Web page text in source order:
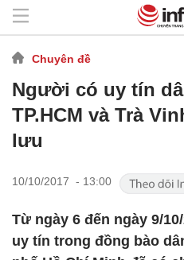
Chuyên đề
Người có uy tín
TP.HCM và Trà
lưu
10/10/2017 - 13:00
Từ ngày 6 đến ngày 9/
uy tín trong đồng bào